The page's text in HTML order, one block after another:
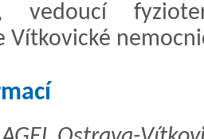
vedoucí
Vítkovické